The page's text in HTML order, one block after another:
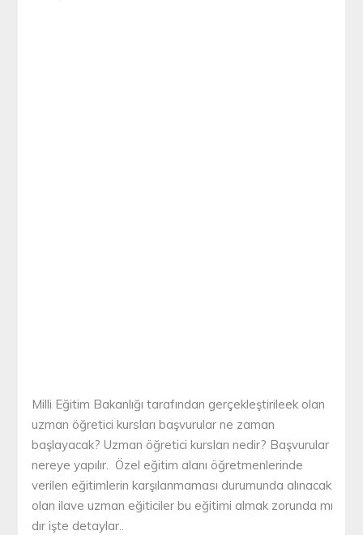
Milli Eğitim Bakanlığı tarafından gerçekleştirileek olan
uzman öğretici kursları başvurular ne zaman
başlayacak? Uzman öğretici kursları nedir? Başvurular
nereye yapılır. Özel eğitim alanı öğretmenlerinde
verilen eğitimlerin karşılanmaması durumunda alınacak
olan ilave uzman eğiticiler bu eğitimi almak zorunda mı
dır işte detaylar..